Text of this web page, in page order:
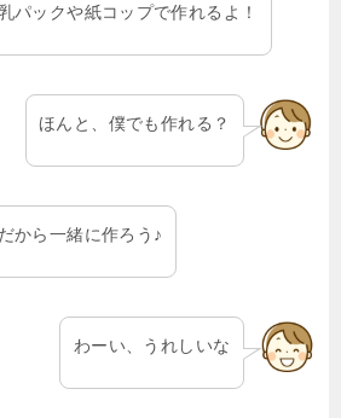
パックや紙コップで作れるよ！
ほんと、僕でも作れる？
から一緒に作ろう♪
わーい、うれしいな